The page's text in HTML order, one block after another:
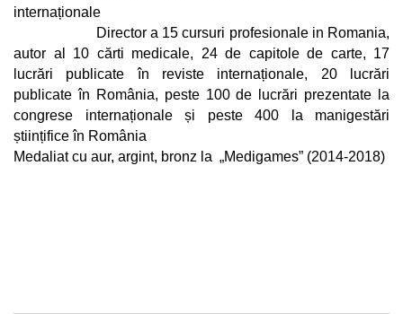
internaționale
Director a 15 cursuri profesionale in Romania,
autor al 10 cărti medicale, 24 de capitole de carte, 17
lucrări publicate în reviste internaționale, 20 lucrări
publicate în România, peste 100 de lucrări prezentate la
congrese internaționale și peste 400 la manigestări
științifice în România
Medaliat cu aur, argint, bronz la „Medigames” (2014-2018)